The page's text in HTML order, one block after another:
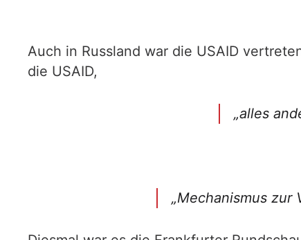
Auch in Russland war die USAID
die USAID,
„alles
„Mechanismus zur